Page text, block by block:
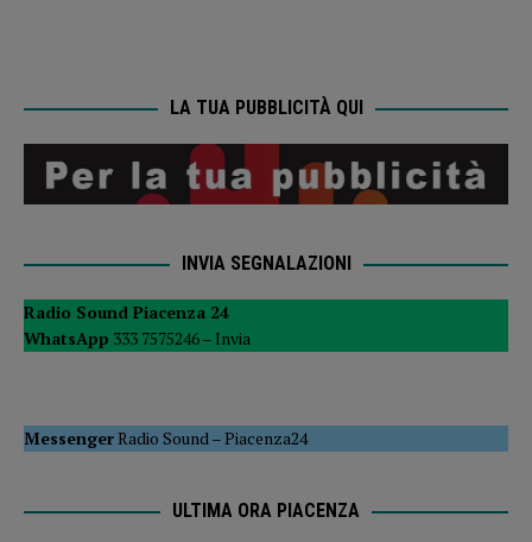
LA TUA PUBBLICITÀ QUI
INVIA SEGNALAZIONI
Radio Sound Piacenza 24
WhatsApp 333 7575246 – Invia
MessengerRadio Sound –Piacenza24
ULTIMA ORA PIACENZA